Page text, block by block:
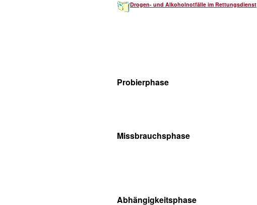
Drogen- und Alkoholnotfälle im Rettungsdienst
Probierphase
Missbrauchsphase
Abhängigkeitsphase